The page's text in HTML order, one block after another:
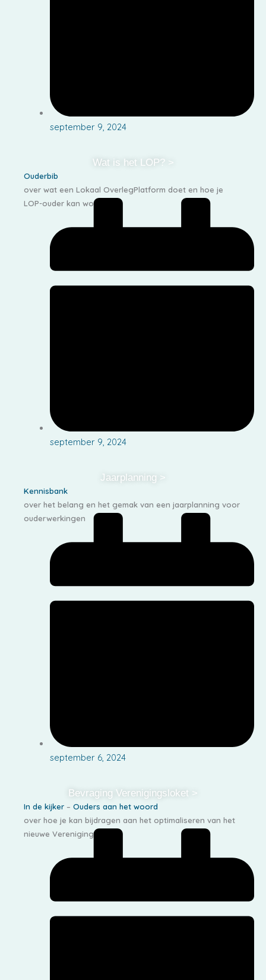
september 9, 2024
Wat is het LOP? >
Ouderbib
over wat een Lokaal OverlegPlatform doet en hoe je
LOP-ouder kan worden
september 9, 2024
Jaarplanning >
Kennisbank
over het belang en het gemak van een jaarplanning voor
ouderwerkingen
september 6, 2024
Bevraging Verenigingsloket >
In de kijker – Ouders aan het woord
over hoe je kan bijdragen aan het optimaliseren van het
nieuwe Verenigingsloket